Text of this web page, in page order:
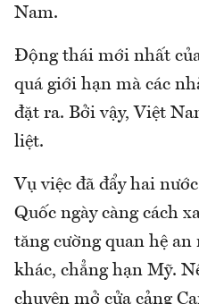
Nam.
Động thái mới nhất
quá giới hạn mà các
đặt ra. Bởi vậy, Việt
liệt.
Vụ việc đã đẩy hai
Quốc ngày càng cách
tăng cường quan hệ
khác, chẳng hạn Mỹ.
chuyện mở cửa cảng